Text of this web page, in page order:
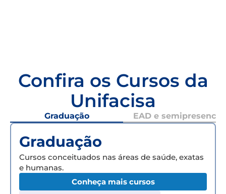
Confira os Cursos da
Unifacisa
Graduação EAD e semipresencial
Graduação
Cursos conceituados nas áreas de saúde, exatas
e humanas.
Conheça mais cursos